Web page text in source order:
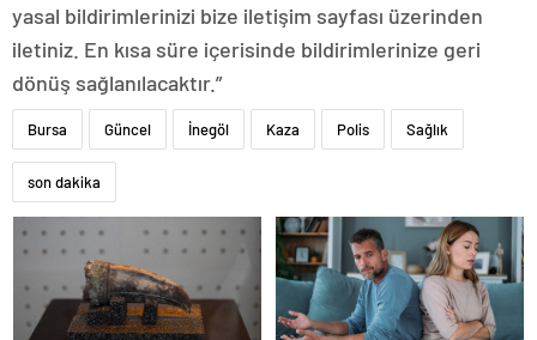
yasal bildirimlerinizi bize iletişim sayfası üzerinden
iletiniz. En kısa süre içerisinde bildirimlerinize geri
dönüş sağlanılacaktır.”
Bursa Güncel İnegöl Kaza Polis Sağlık
son dakika